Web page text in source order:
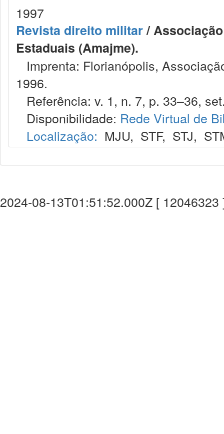
1997
Revista direito militar/
Estaduais (Amajme).
Imprenta: Florianópolis,
1996.
Referência: v. 1, n. 7, p. 33–36,
Disponibilidade: Rede Virtual de
Localização: MJU, STF, STJ,
2024-08-13T01:51:52.000Z [ 12046323